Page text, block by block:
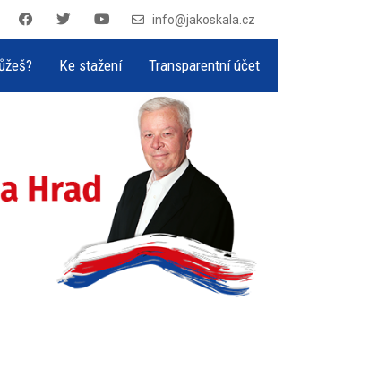
info@jakoskala.cz
Ke stažení Transparentní účet